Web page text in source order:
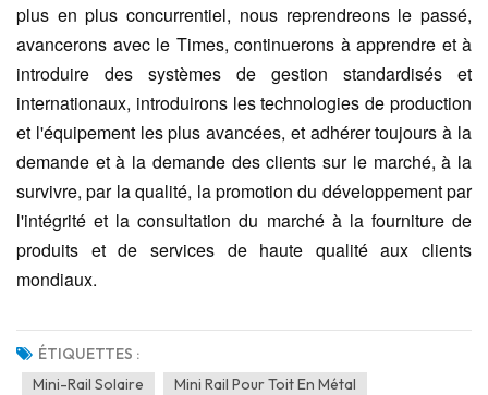
plus en plus concurrentiel, nous reprendreons le passé,
avancerons avec le Times, continuerons à apprendre et à
introduire des systèmes de gestion standardisés et
internationaux, introduirons les technologies de production
et l'équipement les plus avancées, et adhérer toujours à la
demande et à la demande des clients sur le marché, à la
survivre, par la qualité, la promotion du développement par
l'intégrité et la consultation du marché à la fourniture de
produits et de services de haute qualité aux clients
mondiaux.
ÉTIQUETTES :
Mini-Rail Solaire
Mini Rail Pour Toit En Métal